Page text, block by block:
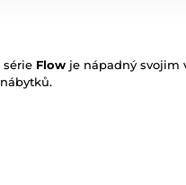
série Flow je nápadný svojim